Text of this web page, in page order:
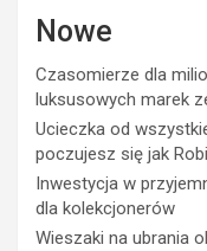
Nowe
Czasomierze dla
luksusowych marek
Ucieczka od
poczujesz się jak
Inwestycja w
dla kolekcjonerów
Wieszaki na ubrania